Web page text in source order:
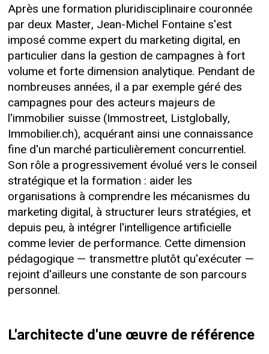
Après une formation pluridisciplinaire couronnée
par deux Master, Jean-Michel Fontaine s'est
imposé comme expert du marketing digital, en
particulier dans la gestion de campagnes à fort
volume et forte dimension analytique. Pendant de
nombreuses années, il a par exemple géré des
campagnes pour des acteurs majeurs de
l'immobilier suisse (Immostreet, Listglobally,
Immobilier.ch), acquérant ainsi une connaissance
fine d'un marché particulièrement concurrentiel.
Son rôle a progressivement évolué vers le conseil
stratégique et la formation : aider les
organisations à comprendre les mécanismes du
marketing digital, à structurer leurs stratégies, et
depuis peu, à intégrer l'intelligence artificielle
comme levier de performance. Cette dimension
pédagogique — transmettre plutôt qu'exécuter —
rejoint d'ailleurs une constante de son parcours
personnel.
L'architecte d'une œuvre de référence